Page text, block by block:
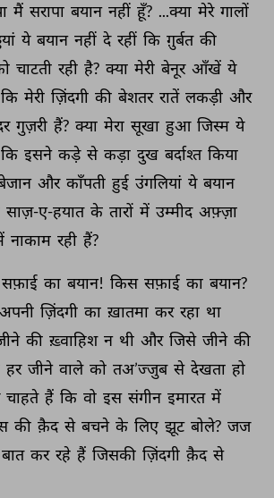
मैं सरापा बयान नहीं हूँ? ...क्या मेरे गालों
ये बयान नहीं दे रहीं कि ग़ुर्बत की
चाटती रही है? क्या मेरी बेनूर आँखें ये
कि मेरी ज़िंदगी की बेशतर रातें लकड़ी और
गुज़री हैं? क्या मेरा सूखा हुआ जिस्म ये
कि इसने कड़े से कड़ा दुख बर्दाश्त किया
और काँपती हुई उंगलियां ये बयान
साज़-ए-हयात के तारों में उम्मीद अफ़्ज़ा
नाकाम रही हैं?
सफ़ाई का बयान! किस सफ़ाई का बयान?
अपनी ज़िंदगी का ख़ातमा कर रहा था
की ख़्वाहिश न थी और जिसे जीने की
हर जीने वाले को तअ’ज्जुब से देखता हो
चाहते हैं कि वो इस संगीन इमारत में
की क़ैद से बचने के लिए झूट बोले? जज
बात कर रहे हैं जिसकी ज़िंदगी क़ैद से